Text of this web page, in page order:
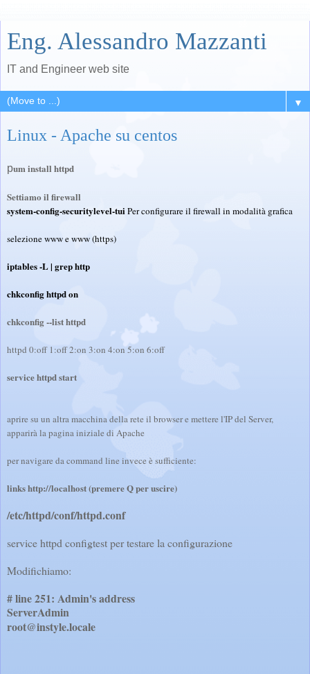
Eng. Alessandro Mazzanti
IT and Engineer web site
▼
Linux - Apache su centos
pum install httpd
Settiamo il firewall
system-config-securitylevel-tui Per configurare il firewall in modalità grafica
selezione www e www (https)
iptables -L | grep http
chkconfig httpd on
chkconfig --list httpd
httpd 0:off 1:off 2:on 3:on 4:on 5:on 6:off
service httpd start
aprire su un altra macchina della rete il browser e mettere l'IP del Server,
apparirà la pagina iniziale di Apache
per navigare da command line invece è sufficiente:
links http://localhost (premere Q per uscire)
/etc/httpd/conf/httpd.conf
service httpd configtest per testare la configurazione
Modifichiamo:
# line 251: Admin's address
ServerAdmin
root@instyle.locale